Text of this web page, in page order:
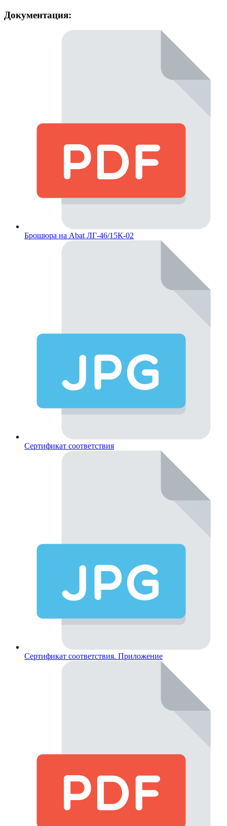
Документация:
Брошюра на Abat ЛГ-46/15К-02
Сертификат соответствия
Сертификат соответствия. Приложение